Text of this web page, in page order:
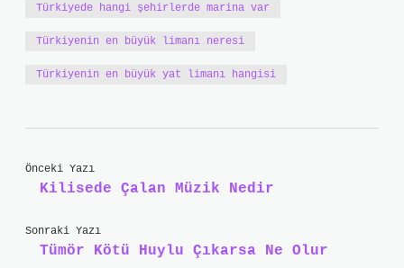
Türkiyede hangi şehirlerde marina var
Türkiyenin en büyük limanı neresi
Türkiyenin en büyük yat limanı hangisi
Önceki Yazı
Kilisede Çalan Müzik Nedir
Sonraki Yazı
Tümör Kötü Huylu Çıkarsa Ne Olur